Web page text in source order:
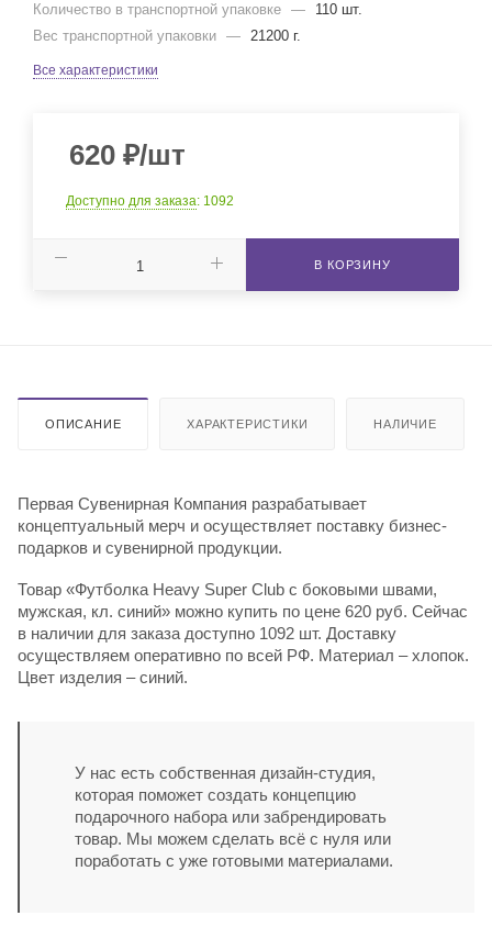
Количество в транспортной упаковке —
110 шт.
Вес транспортной упаковки — 21200 г.
Все характеристики
620 ₽/шт
Доступно для заказа: 1092
В КОРЗИНУ
ОПИСАНИЕ ХАРАКТЕРИСТИКИ НАЛИЧИЕ
Первая Сувенирная Компания разрабатывает
концептуальный мерч и осуществляет поставку бизнес-
подарков и сувенирной продукции.
Товар «Футболка Heavy Super Club с боковыми швами,
мужская, кл. синий» можно купить по цене 620 руб. Сейчас
в наличии для заказа доступно 1092 шт. Доставку
осуществляем оперативно по всей РФ. Материал – хлопок.
Цвет изделия – синий.
У нас есть собственная дизайн-студия,
которая поможет создать концепцию
подарочного набора или забрендировать
товар. Мы можем сделать всё с нуля или
поработать с уже готовыми материалами.